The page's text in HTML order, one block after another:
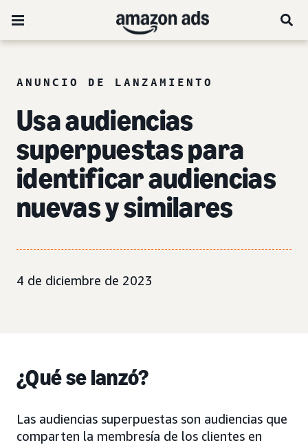
ANUNCIO DE LANZAMIENTO
Usa audiencias
superpuestas para
identificar audiencias
nuevas y similares
4 de diciembre de 2023
¿Qué se lanzó?
Las audiencias superpuestas son audiencias que
comparten la membresía de los clientes en